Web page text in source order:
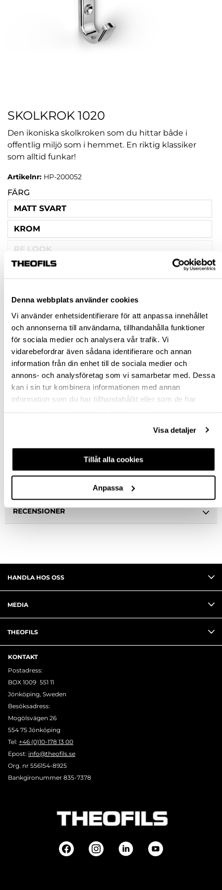
Denna webbplats använder cookies
Vi använder enhetsidentifierare för att anpassa innehållet
och annonserna till användarna, tillhandahålla funktioner
för sociala medier och analysera vår trafik. Vi
vidarebefordrar även sådana identifierare och annan
information från din enhet till de sociala medier och
annons- och analysföretag som vi samarbetar med. Dessa
kan i sin tur kombinera informationen med annan
information som du har tillhandahållit eller som de har
Visa detaljer
Tillåt alla cookies
Anpassa
SKOLKROK 1020
Den ikoniska skolkroken som du hittar både i
offentlig miljö som i hemmet. En riktig klassiker
som alltid funkar!
Artikelnr: HP-200052
FÄRG
MATT SVART
KROM
RF LOOK
VIT
Rensa val
st
VÄLJ VARIANT
Snabba leveranser
RECENSIONER
HANDLA HOS OSS
MEDIA
THEOFILS
KONTAKT
Postadress:
BOX 1009 551 11
Jönköping, Sweden
Besöksadress:
Mogölsvägen 26
554 75 Jönköping
Tel: +46 (0)10-178 13 00
Epost: info@theofils.se
Org. nr 556154-8925
Bankgironummer 835-7378